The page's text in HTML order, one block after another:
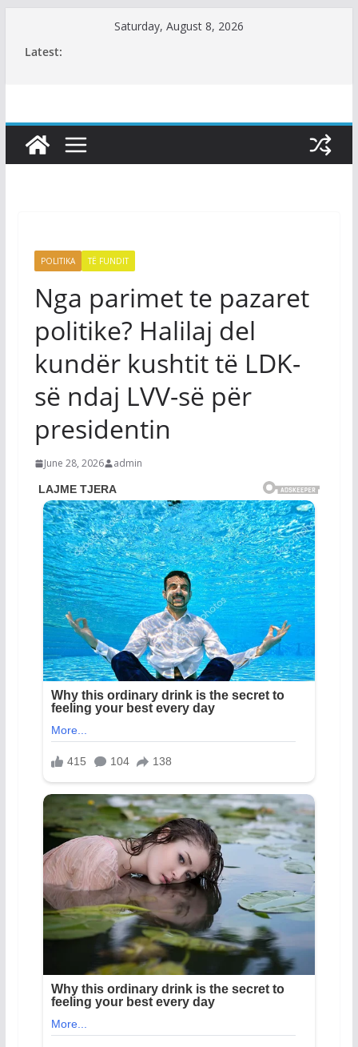
Saturday, August 8, 2026
Latest:
POLITIKA TË FUNDIT
Nga parimet te pazaret
politike? Halilaj del
kundër kushtit të LDK-
së ndaj LVV-së për
presidentin
June 28, 2026 admin